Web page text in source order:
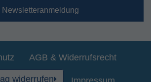
Newsletteranmeldung
AGB & Widerrufsrecht
widerrufen